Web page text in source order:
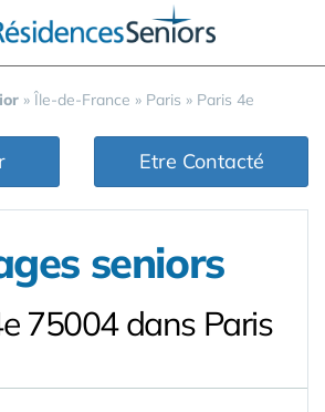
» Île-de-France » Paris » Paris 4e
Etre Contacté
seniors
75004 dans Paris